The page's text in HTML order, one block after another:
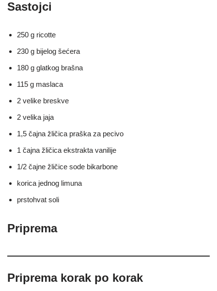
Sastojci
250 g ricotte
230 g bijelog šećera
180 g glatkog brašna
115 g maslaca
2 velike breskve
2 velika jaja
1,5 čajna žličica praška za pecivo
1 čajna žličica ekstrakta vanilije
1/2 čajne žličice sode bikarbone
korica jednog limuna
prstohvat soli
Priprema
Priprema korak po korak